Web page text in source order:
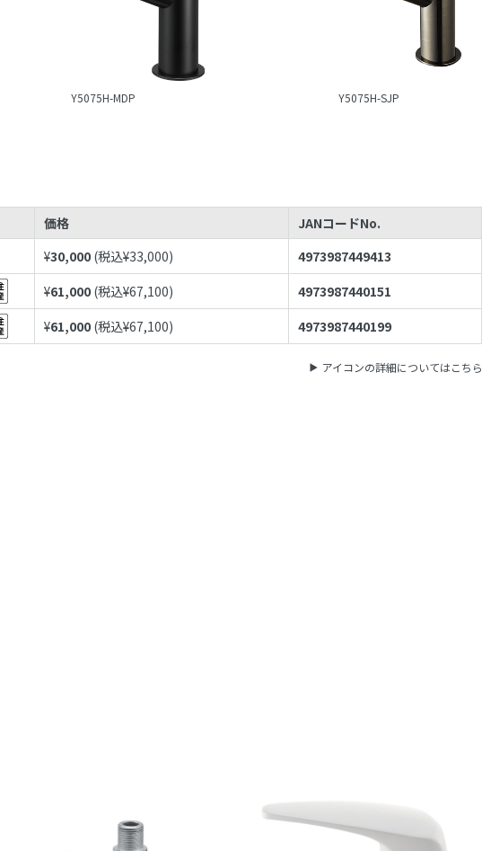
Y5075H-MDP Y5075H-SJP
価格
JANコードNo.
¥30,000 (税込¥33,000)
4973987449413
¥61,000 (税込¥67,100)
4973987440151
¥61,000 (税込¥67,100) 4973987440199
アイコンの詳細についてはこちら